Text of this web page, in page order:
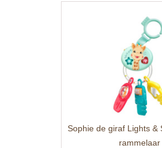
Sophie de giraf Lights &
rammelaar